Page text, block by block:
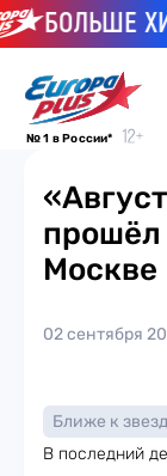
БОЛЬШЕ
№ 1 в России*
прошёл
Москве
02 сентября
Ближе к
В последний